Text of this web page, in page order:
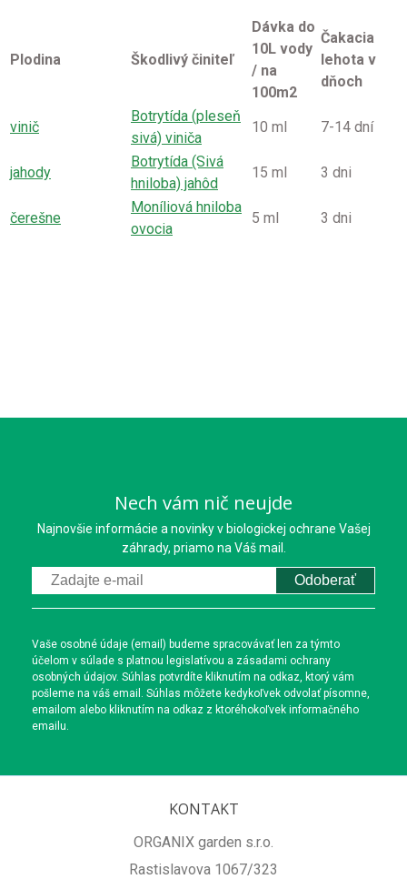
Plodina Škodlivý činiteľ
Dávka do
10L vody
/ na
100m2
Čakacia
lehota v
dňoch
vinič
Botrytída (pleseň
sivá) viniča
10 ml 7-14 dní
jahody
Botrytída (Sivá
hniloba) jahôd
15 ml 3 dni
čerešne
Moníliová hniloba
ovocia
5 ml 3 dni
Nech vám nič neujde
Najnovšie informácie a novinky v biologickej ochrane Vašej
záhrady, priamo na Váš mail.
Odoberať
Vaše osobné údaje (email) budeme spracovávať len za týmto
účelom v súlade s platnou legislatívou a zásadami ochrany
osobných údajov. Súhlas potvrdíte kliknutím na odkaz, ktorý vám
pošleme na váš email. Súhlas môžete kedykoľvek odvolať písomne,
emailom alebo kliknutím na odkaz z ktoréhokoľvek informačného
emailu.
KONTAKT
ORGANIX garden s.r.o.
Rastislavova 1067/323